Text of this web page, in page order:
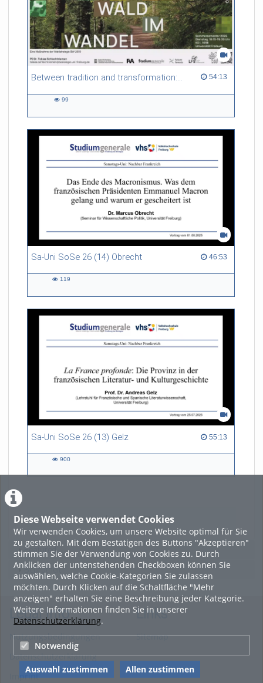
Diese Webseite verwendet Cookies
Wir verwenden Cookies, um unsere Website optimal für Sie
zu gestalten. Mit dem Bestätigen des Buttons "Akzeptieren"
stimmen Sie der Verwendung von Cookies zu. Durch
Anklicken der untenstehenden Checkboxen können Sie
auswählen, welche Cookie-Kategorien Sie zulassen
möchten. Durch Klicken auf die Schaltfläche "Mehr
anzeigen" erhalten Sie eine Beschreibung jeder Kategorie.
Weitere Informationen finden Sie in unserer
Datenschutzerklärung.
Notwendig
Auswahl zustimmen Allen zustimmen
Between tradition and transformation: how owners, advisers and institutions co-create knowledge for resilient forests in Europe 54:13
54:13 duration
99
Sa-Uni SoSe 26 (14) Obrecht 46:53
46:53 duration
119
Sa-Uni SoSe 26 (13) Gelz 55:13
55:13 duration
900
LADE MEHR
Featured
Beliebtheit
Legal Info
Nutzungsbedingungen
Datenschutzerklärung
Imprint
Links
Sitemap